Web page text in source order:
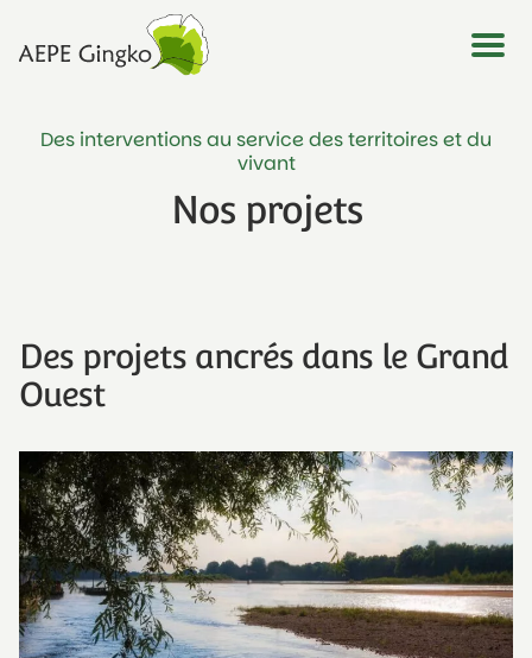
Des interventions au service des territoires et du
vivant
Nos projets
Des projets ancrés dans le Grand
Ouest